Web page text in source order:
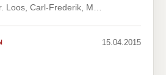
Loos, Carl-Frederik, M…
15.04.2015